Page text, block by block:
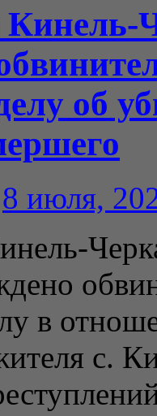
об
8 июля,
в
с.